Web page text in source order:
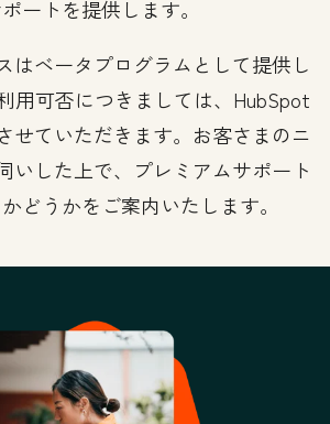
ートを提供します。
はベータプログラムとして提供し
用可否につきましては、HubSpot
せていただきます。お客さまのニ
いした上で、プレミアムサポート
どうかをご案内いたします。